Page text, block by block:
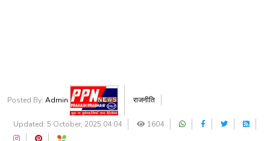
Posted By: Admin राजनीति
Updated: 5 October, 2025 04:04 1604